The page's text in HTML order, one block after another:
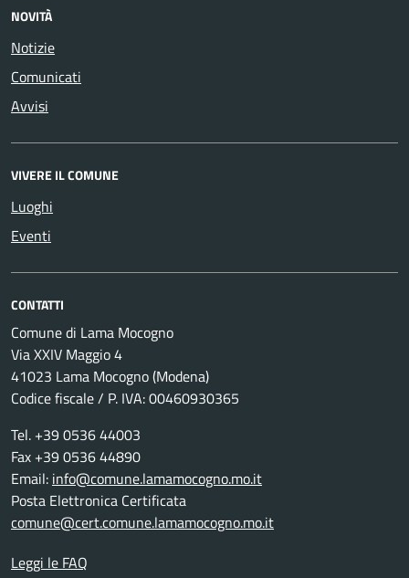
NOVITÀ
Notizie
Comunicati
Avvisi
VIVERE IL COMUNE
Luoghi
Eventi
CONTATTI
Comune di Lama Mocogno
Via XXIV Maggio 4
41023 Lama Mocogno (Modena)
Codice fiscale / P. IVA: 00460930365
Tel. +39 0536 44003
Fax +39 0536 44890
Email: info@comune.lamamocogno.mo.it
Posta Elettronica Certificata
comune@cert.comune.lamamocogno.mo.it
Leggi le FAQ